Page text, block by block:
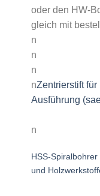
oder den HW-
gleich mit
n
n
n
nZentrierstift
Ausführung
n
HSS-
und